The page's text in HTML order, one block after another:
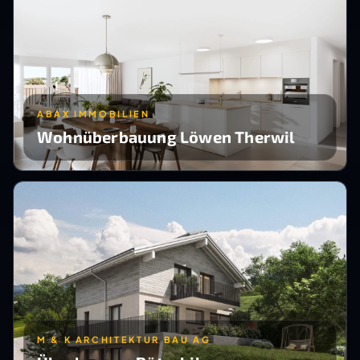
ABAX IMMOBILIEN
Wohnüberbauung Löwen Therwil
M & K ARCHITEKTUR BAU AG